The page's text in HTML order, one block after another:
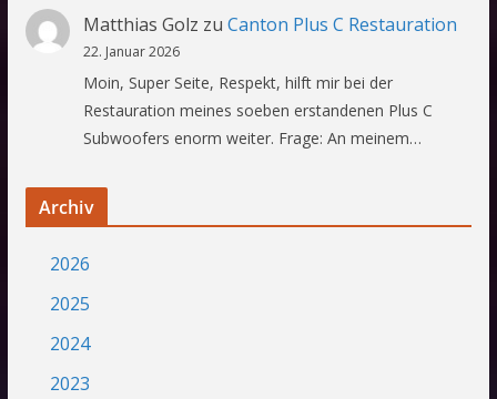
Matthias Golz zu Canton Plus C Restauration
22. Januar 2026
Moin, Super Seite, Respekt, hilft mir bei der
Restauration meines soeben erstandenen Plus C
Subwoofers enorm weiter. Frage: An meinem…
Archiv
2026
2025
2024
2023